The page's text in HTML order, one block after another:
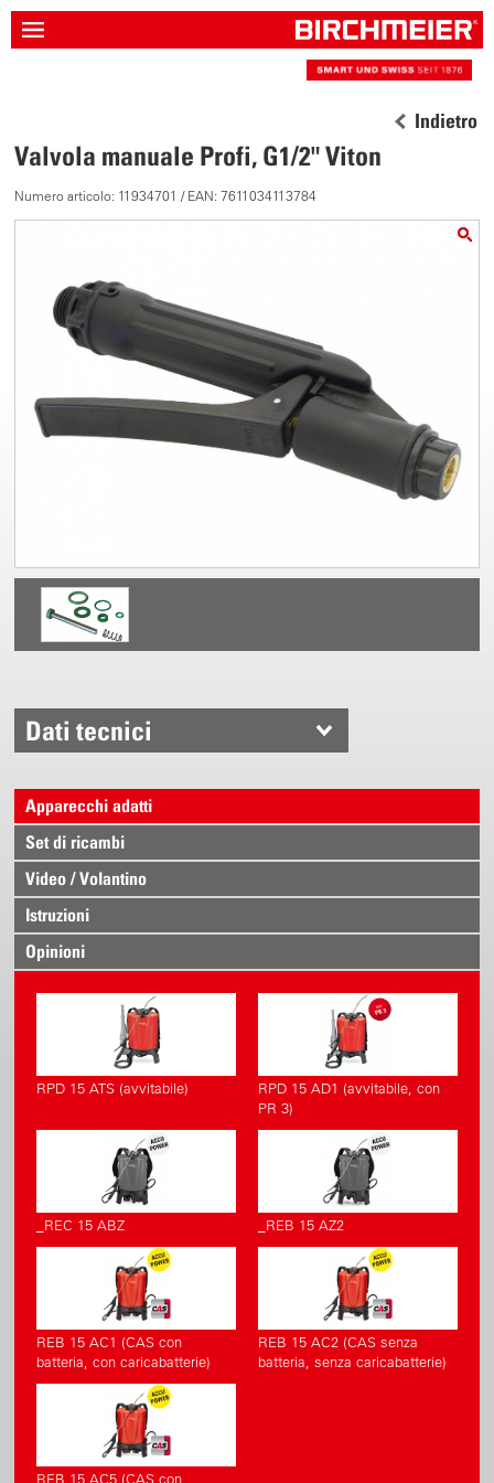
Indietro
Valvola manuale Profi, G1/2" Viton
Numero articolo: 11934701 / EAN: 7611034113784
Dati tecnici
Apparecchi adatti
Set di ricambi
Video / Volantino
Istruzioni
Opinioni
RPD 15 ATS (avvitabile)
RPD 15 AD1 (avvitabile, con
PR 3)
_REC 15 ABZ _REB 15 AZ2
REB 15 AC1 (CAS con
batteria, con caricabatterie)
REB 15 AC2 (CAS senza
batteria, senza caricabatterie)
REB 15 AC5 (CAS con